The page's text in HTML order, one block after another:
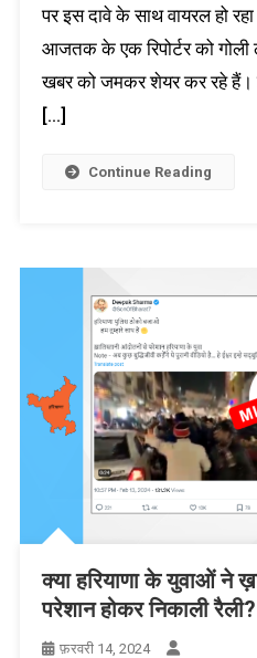
पर इस दावे के साथ वायरल हो
आजतक के एक रिपोर्टर को
खबर को जमकर शेयर कर रहे हैं।
[…]
Continue Reading
क्या हरियाणा के युवाओं ने
परेशान होकर निकाली
फ़रवरी 14, 2024